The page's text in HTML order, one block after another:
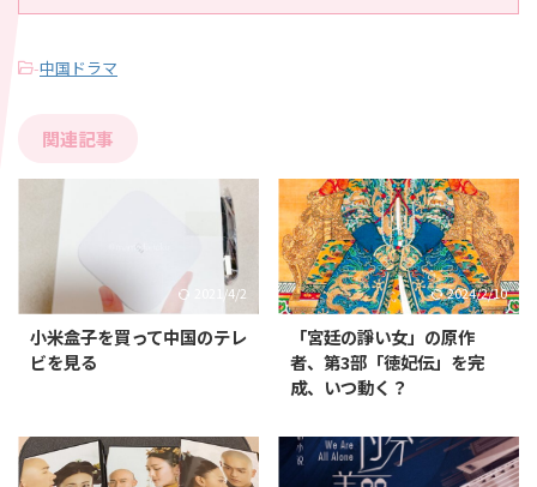
-中国ドラマ
関連記事
2021/4/2
小米盒子を買って中国のテレ
ビを見る
2024/2/10
「宮廷の諍い女」の原作
者、第3部「徳妃伝」を完
成、いつ動く？